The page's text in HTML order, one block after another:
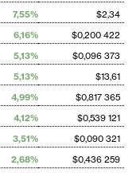
7,55%
$2,34
6,16%
$0,200 422
5,13%
$0,096 373
5,13%
$13,61
4,99%
$0,817 365
4,12%
$0,539 121
3,51%
$0,090 321
2,68%
$0,436 259